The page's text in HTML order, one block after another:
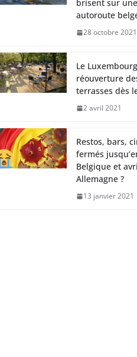
brisent sur une
autoroute
28 octobre 2021
Le
réouverture
terrasses dès
2 avril 2021
Restos, bars,
fermés
Belgique et
Allemagne ?
13 janvier 2021